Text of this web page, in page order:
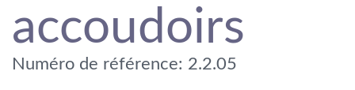
accoudoirs
Numéro de référence: 2.2.05